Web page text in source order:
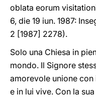
oblata eorum
6, die 19 iun. 1987:
2 [1987] 2278).
Solo una Chiesa in
mondo. Il Signore
amorevole unione con
e in lui vive. Con la